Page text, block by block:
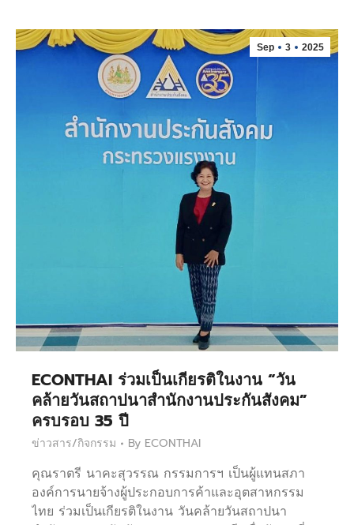
Sep 3 2025
ECONTHAI ร่วมเป็นเกียรติในงาน “วัน
คล้ายวันสถาปนาสำนักงานประกันสังคม”
ครบรอบ 35 ปี
ข่าวสาร/กิจกรรม By ECONTHAI
คุณราตรี นาคะสุวรรณ กรรมการฯ เป็นผู้แทนสภา
องค์การนายจ้างผู้ประกอบการค้าและอุตสาหกรรม
ไทย ร่วมเป็นเกียรติในงาน วันคล้ายวันสถาปนา